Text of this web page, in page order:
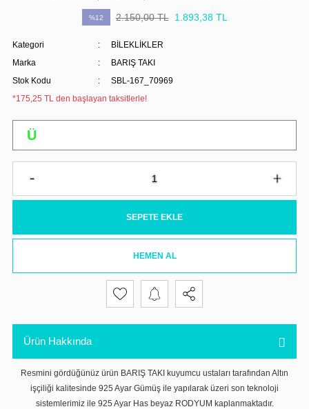
%12 2.150,00 TL 1.893,38 TL
Kategori
BİLEKLİKLER
Marka
BARIŞ TAKI
Stok Kodu
SBL-167_70969
*175,25 TL den başlayan taksitlerle!
SEPETE EKLE
HEMEN AL
Ürün Hakkında
Resmini gördüğünüz ürün BARIŞ TAKI kuyumcu ustaları tarafından Altın
işçiliği kalitesinde 925 Ayar Gümüş ile yapılarak üzeri son teknoloji
sistemlerimiz ile 925 Ayar Has beyaz RODYUM kaplanmaktadır.